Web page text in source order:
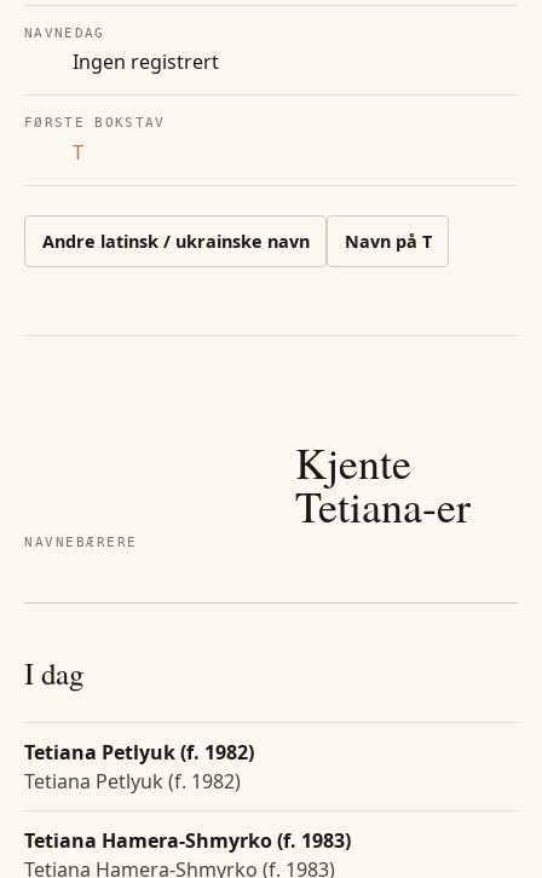
NAVNEDAG
Ingen registrert
FØRSTE BOKSTAV
T
Andre latinsk / ukrainske navn Navn på T
NAVNEBÆRERE
Kjente
Tetiana-er
I dag
Tetiana Petlyuk (f. 1982)
Tetiana Petlyuk (f. 1982)
Tetiana Hamera-Shmyrko (f. 1983)
Tetiana Hamera-Shmyrko (f. 1983)